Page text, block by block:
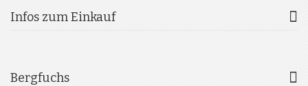
Infos zum Einkauf
Bergfuchs